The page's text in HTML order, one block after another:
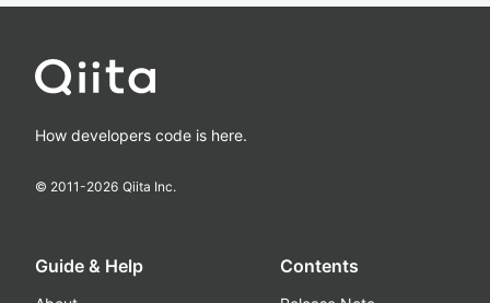
How developers code is here.
© 2011-2026 Qiita Inc.
Guide & Help Contents